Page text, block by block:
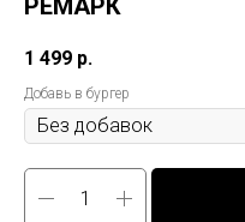
РЕМАРК
1 499 р.
Добавь в бургер